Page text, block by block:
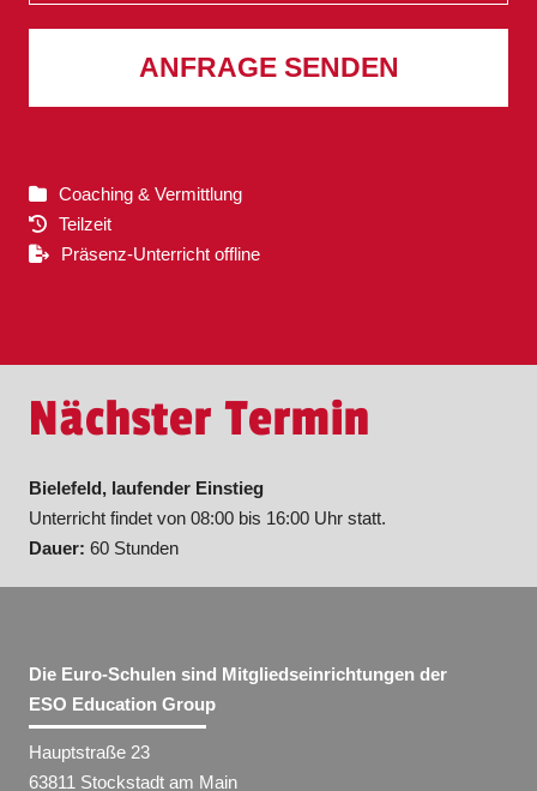
ANFRAGE SENDEN
Coaching & Vermittlung
Teilzeit
Präsenz-Unterricht offline
Nächster Termin
Bielefeld, laufender Einstieg
Unterricht findet von 08:00 bis 16:00 Uhr statt.
Dauer: 60 Stunden
Die Euro-Schulen sind Mitgliedseinrichtungen der
ESO Education Group
Hauptstraße 23
63811 Stockstadt am Main